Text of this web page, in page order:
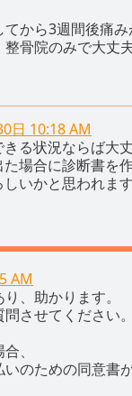
から3週間後痛
骨院のみで大丈
日 10:18 AM
る状況ならば大
場合に診断書を
いかと思われます
AM
、助かります。
させてください。
、
のための同意書